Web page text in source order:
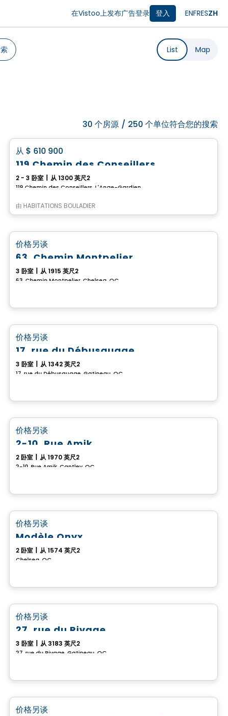
在Vistoo上发布广告登录 登入 ENFRESZH
List Map
30 个房源 / 250 个单位符合您的搜索
房子
从 $ 610 900
119 Chemin des Conseillers
2 - 3 卧室 从 1300 英尺2
由 HABITATIONS BOULADIER
房子
价格另谈
63, Chemin Montpelier
3 卧室 从 1915 英尺2
63, Chemin Montpelier, Chelsea, QC
房子
价格另谈
17, rue du Débusquage
3 卧室 从 1342 英尺2
17, rue du Débusquage, Gatineau, QC
房子
价格另谈
2-10, Rue Amik
2 卧室 从 1970 英尺2
2-10, Rue Amik, Cantley, QC
房子
价格另谈
Modèle Onyx
2 卧室 从 1574 英尺2
Chelsea, QC
房子
价格另谈
27, rue du Rivage
3 卧室 从 3183 英尺2
27, rue du Rivage, Gatineau, QC
房子
价格另谈